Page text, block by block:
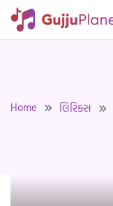
Skip
Home લિરિક્સ